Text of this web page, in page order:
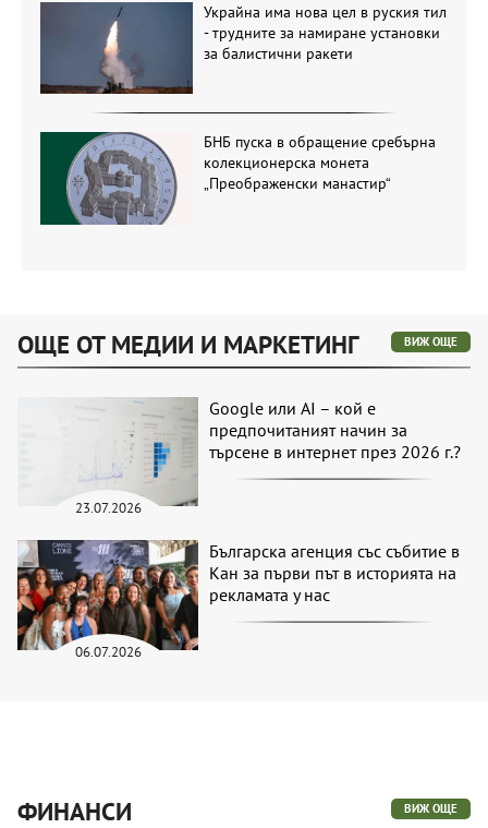
Украйна има нова цел в руския тил
- трудните за намиране установки
за балистични ракети
БНБ пуска в обращение сребърна
колекционерска монета
„Преображенски манастир“
ОЩЕ ОТ МЕДИИ И МАРКЕТИНГ ВИЖ ОЩЕ
23.07.2026
Google или AI – кой е
предпочитаният начин за
търсене в интернет през 2026 г.?
06.07.2026
Българска агенция със събитие в
Кан за първи път в историята на
рекламата у нас
ФИНАНСИ ВИЖ ОЩЕ